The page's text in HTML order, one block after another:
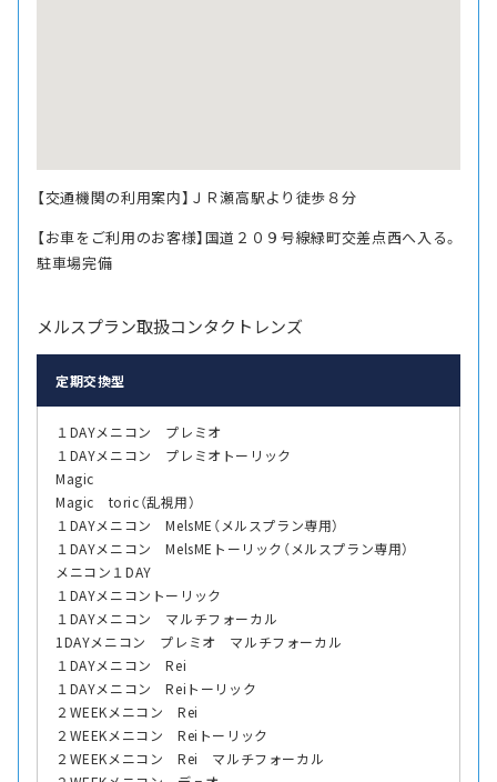
【交通機関の利用案内】ＪＲ瀬高駅より徒歩８分
【お車をご利用のお客様】国道２０９号線緑町交差点西へ入る。
駐車場完備
メルスプラン取扱コンタクトレンズ
定期交換型
１DAYメニコン プレミオ
１DAYメニコン プレミオトーリック
Magic
Magic toric（乱視用）
１DAYメニコン MelsME（メルスプラン専用）
１DAYメニコン MelsMEトーリック（メルスプラン専用）
メニコン１DAY
１DAYメニコントーリック
１DAYメニコン マルチフォーカル
1DAYメニコン プレミオ マルチフォーカル
１DAYメニコン Rei
１DAYメニコン Reiトーリック
２WEEKメニコン Rei
２WEEKメニコン Reiトーリック
２WEEKメニコン Rei マルチフォーカル